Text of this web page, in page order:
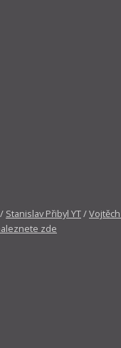
/ Stanislav Přibyl YT/
zde